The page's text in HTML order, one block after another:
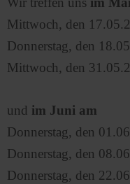
Mittwoch, den
Donnerstag, den
Mittwoch, den
und im Juni am
Donnerstag, den
Donnerstag, den
Donnerstag, den